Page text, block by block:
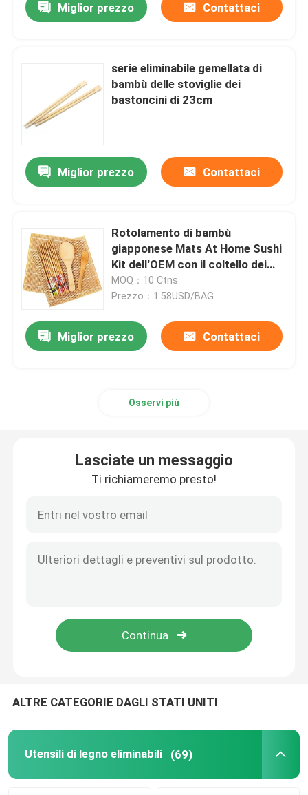
Casa.
Prodotti
Miglior prezzo Contattaci
serie eliminabile gemellata di
bambù delle stoviglie dei
bastoncini di 23cm
Miglior prezzo Contattaci
Rotolamento di bambù
giapponese Mats At Home Sushi
Kit dell'OEM con il coltello dei
bastoncini
MOQ：10 Ctns
Prezzo：1.58USD/BAG
Miglior prezzo Contattaci
Osservi più
Lasciate un messaggio
Ti richiameremo presto!
ALTRE CATEGORIE DAGLI STATI UNITI
Utensili di legno eliminabili (69)